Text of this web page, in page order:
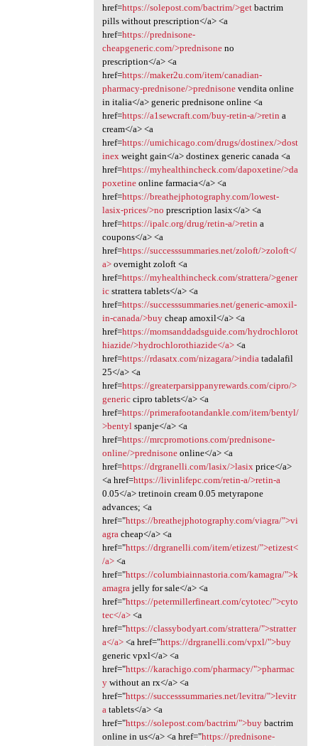
href=https://solepost.com/bactrim/>getbactrim
pills without prescription</a> <a
href=https://prednisone-
cheapgeneric.com/>prednisoneno
prescription</a> <a
href=https://maker2u.com/item/canadian-
pharmacy-prednisone/>prednisonevendita online
in italia</a> generic prednisone online <a
href=https://a1sewcraft.com/buy-retin-a/>retin a
cream</a> <a
href=https://umichicago.com/drugs/dostinex/>dost
inex weight gain</a> dostinex generic canada <a
href=https://myhealthincheck.com/dapoxetine/>da
poxetineonline farmacia</a> <a
href=https://breathejphotography.com/lowest-
lasix-prices/>no prescription lasix</a> <a
href=https://ipalc.org/drug/retin-a/>retin a
coupons</a> <a
href=https://successsummaries.net/zoloft/>zoloft</
a>overnight zoloft <a
href=https://myhealthincheck.com/strattera/>gener
icstrattera tablets</a> <a
href=https://successsummaries.net/generic-amoxil-
in-canada/>buycheap amoxil</a> <a
href=https://momsanddadsguide.com/hydrochlorot
hiazide/>hydrochlorothiazide</a><a
href=https://rdasatx.com/nizagara/>india tadalafil
25</a> <a
href=https://greaterparsippanyrewards.com/cipro/>
genericcipro tablets</a> <a
href=https://primerafootandankle.com/item/bentyl/
>bentyl spanje</a> <a
href=https://mrcpromotions.com/prednisone-
online/>prednisoneonline</a> <a
href=https://drgranelli.com/lasix/>lasix price</a>
<a href=https://livinlifepc.com/retin-a/>retin-a
0.05</a> tretinoin cream 0.05 metyrapone
advances; <a
href="https://breathejphotography.com/viagra/">vi
agra cheap</a> <a
href="https://drgranelli.com/item/etizest/">etizest<
/a><a
href="https://columbiainnastoria.com/kamagra/">k
amagra jelly for sale</a> <a
href="https://petermillerfineart.com/cytotec/">cyto
tec</a><a
href="https://classybodyart.com/strattera/">stratter
a</a><a href="https://drgranelli.com/vpxl/">buy
generic vpxl</a> <a
href="https://karachigo.com/pharmacy/">pharmac
ywithout an rx</a> <a
href="https://successsummaries.net/levitra/">levitr
a tablets</a> <a
href="https://solepost.com/bactrim/">buybactrim
online in us</a> <a href="https://prednisone-